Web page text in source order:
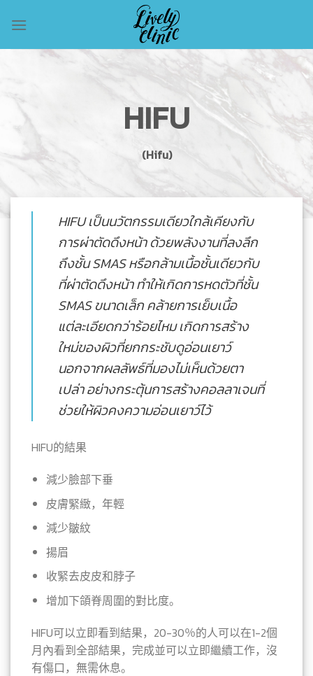
HIFU
(Hifu)
HIFU เป็นนวัตกรรมเดียวใกล้เคียงกับ
การผ่าตัดดึงหน้า ด้วยพลังงานที่ลงลึก
ถึงชั้น SMAS หรือกล้ามเนื้อชั้นเดียวกับ
ที่ผ่าตัดดึงหน้า ทำให้เกิดการหดตัวที่ชั้น
SMAS ขนาดเล็ก คล้ายการเย็บเนื้อ
แต่ละเอียดกว่าร้อยไหม เกิดการสร้าง
ใหม่ของผิวที่ยกกระชับดูอ่อนเยาว์
นอกจากผลลัพธ์ที่มองไม่เห็นด้วยตา
เปล่า อย่างกระตุ้นการสร้างคอลลาเจนที่
ช่วยให้ผิวคงความอ่อนเยาว์ไว้
HIFU的結果
減少臉部下垂
皮膚緊緻，年輕
減少皺紋
揚眉
收緊去皮皮和脖子
增加下頜脊周圍的對比度。
HIFU可以立即看到結果，20-30％的人可以在1-2個
月內看到全部結果，完成並可以立即繼續工作，沒
有傷口，無需休息。